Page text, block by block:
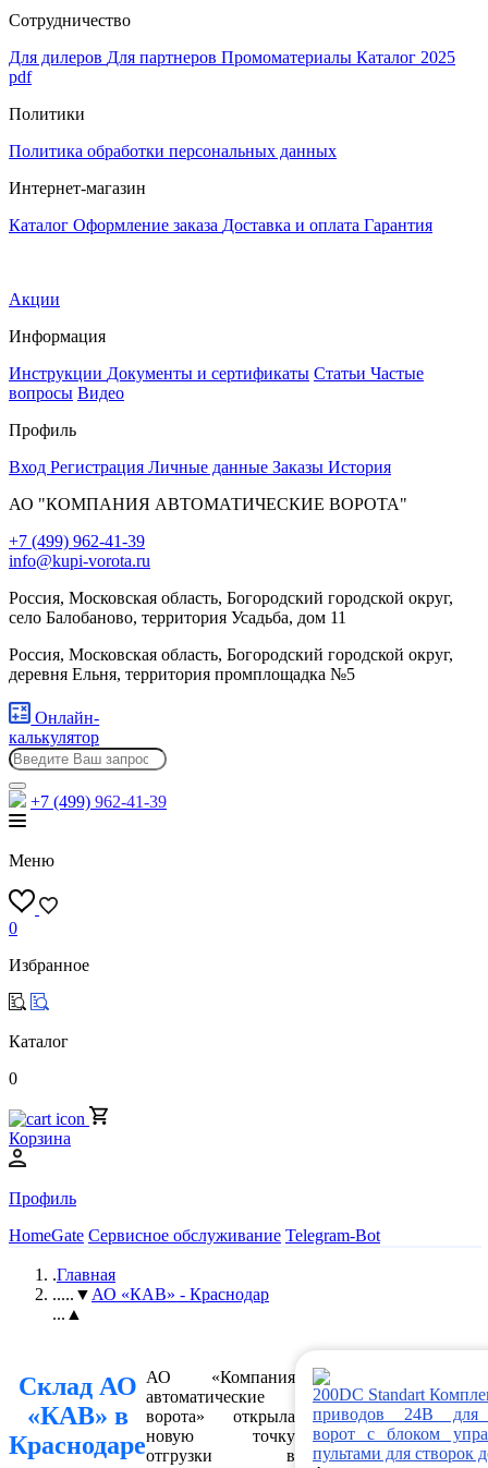
Сотрудничество
Для дилеров Для партнеров Промоматериалы Каталог 2025
pdf
Политики
Политика обработки персональных данных
Интернет-магазин
Каталог Оформление заказа Доставка и оплата Гарантия
Акции
Информация
Инструкции Документы и сертификаты Статьи Частые
вопросы Видео
Профиль
Вход Регистрация Личные данные Заказы История
АО "КОМПАНИЯ АВТОМАТИЧЕСКИЕ ВОРОТА"
+7 (499) 962-41-39
info@kupi-vorota.ru
Россия, Московская область, Богородский городской округ,
село Балобаново, территория Усадьба, дом 11
Россия, Московская область, Богородский городской округ,
деревня Ельня, территория промплощадка №5
Онлайн-
калькулятор
+7 (499) 962-41-39
Меню
0
Избранное
Каталог
0
Корзина
Профиль
HomeGate Сервисное обслуживание Telegram-Bot
.Главная
.....▼ АО «КАВ» - Краснодар
...▲
Склад АО
«КАВ» в
Краснодаре
АО «Компания
автоматические
ворота» открыла
новую точку
отгрузки в
200DC Standart
приводов 24В для
ворот с блоком
пультами для створок